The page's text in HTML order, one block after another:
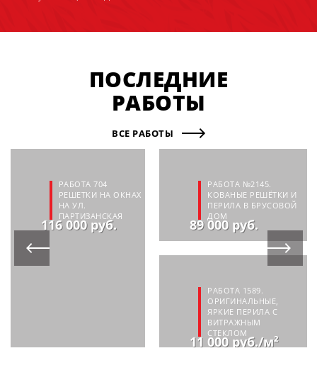
ПОСЛЕДНИЕ
РАБОТЫ
ВСЕ РАБОТЫ
РАБОТА 704
РЕШЕТКИ НА ОКНАХ
НА УЛ.
ПАРТИЗАНСКАЯ
116 000 руб.
РАБОТА №2145.
КОВАНЫЕ РЕШЁТКИ И
ПЕРИЛА В БРУСОВОЙ
ДОМ
89 000 руб.
РАБОТА 1589.
ОРИГИНАЛЬНЫЕ,
ЯРКИЕ ПЕРИЛА С
ВИТРАЖНЫМ
СТЕКЛОМ
11 000 руб./м²